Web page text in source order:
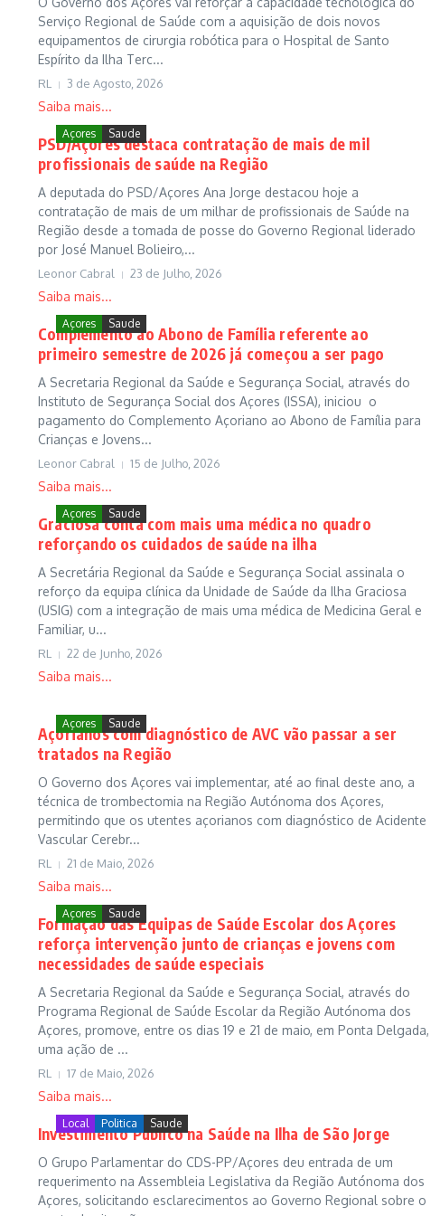
Serviço Regional de Saúde com a aquisição de dois novos
equipamentos de cirurgia robótica para o Hospital de Santo
Espírito da Ilha Terc...
RL 3 de Agosto, 2026
Saiba mais...
Açores Saude
PSD/Açores destaca contratação de mais de mil
profissionais de saúde na Região
A deputada do PSD/Açores Ana Jorge destacou hoje a
contratação de mais de um milhar de profissionais de Saúde na
Região desde a tomada de posse do Governo Regional liderado
por José Manuel Bolieiro,...
Leonor Cabral 23 de Julho, 2026
Saiba mais...
Açores Saude
Complemento ao Abono de Família referente ao
primeiro semestre de 2026 já começou a ser pago
A Secretaria Regional da Saúde e Segurança Social, através do
Instituto de Segurança Social dos Açores (ISSA), iniciou o
pagamento do Complemento Açoriano ao Abono de Família para
Crianças e Jovens...
Leonor Cabral 15 de Julho, 2026
Saiba mais...
Açores Saude
Graciosa conta com mais uma médica no quadro
reforçando os cuidados de saúde na ilha
A Secretária Regional da Saúde e Segurança Social assinala o
reforço da equipa clínica da Unidade de Saúde da Ilha Graciosa
(USIG) com a integração de mais uma médica de Medicina Geral e
Familiar, u...
RL 22 de Junho, 2026
Saiba mais...
Açores Saude
Açorianos com diagnóstico de AVC vão passar a ser
tratados na Região
O Governo dos Açores vai implementar, até ao final deste ano, a
técnica de trombectomia na Região Autónoma dos Açores,
permitindo que os utentes açorianos com diagnóstico de Acidente
Vascular Cerebr...
RL 21 de Maio, 2026
Saiba mais...
Açores Saude
Formação das Equipas de Saúde Escolar dos Açores
reforça intervenção junto de crianças e jovens com
necessidades de saúde especiais
A Secretaria Regional da Saúde e Segurança Social, através do
Programa Regional de Saúde Escolar da Região Autónoma dos
Açores, promove, entre os dias 19 e 21 de maio, em Ponta Delgada,
uma ação de ...
RL 17 de Maio, 2026
Saiba mais...
Local Politica Saude
Investimento Público na Saúde na Ilha de São Jorge
O Grupo Parlamentar do CDS-PP/Açores deu entrada de um
requerimento na Assembleia Legislativa da Região Autónoma dos
Açores, solicitando esclarecimentos ao Governo Regional sobre o